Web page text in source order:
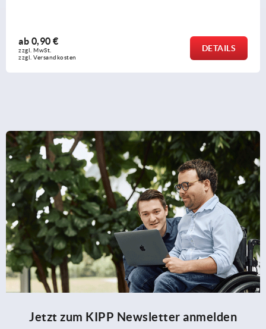
ab2,07 €
zzgl. MwSt.
zzgl. Versandkosten
DETAILS
Jetzt zum KIPP Newsletter anmelden